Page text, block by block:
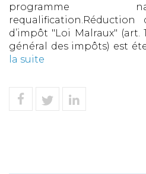
programme
requalification.Réduction
d’impôt "Loi Malraux" (art.
général des impôts) est
la suite